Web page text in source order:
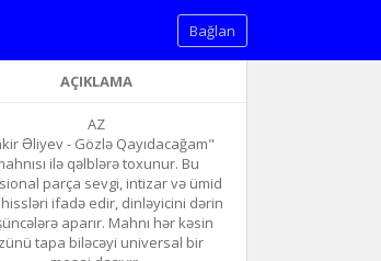
Bağlan
AÇIKLAMA
AZ
Əliyev - Gözlə Qayıdacağam"
ilə qəlblərə toxunur. Bu
parça sevgi, intizar və ümid
ifadə edir, dinləyicini dərin
aparır. Mahnı hər kəsin
tapa biləcəyi universal bir